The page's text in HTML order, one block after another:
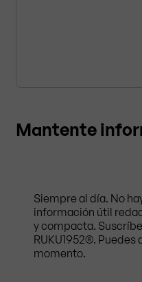
Mantente
Siempre al día. No
información útil
y compacta.
RUKU1952®.
momento.